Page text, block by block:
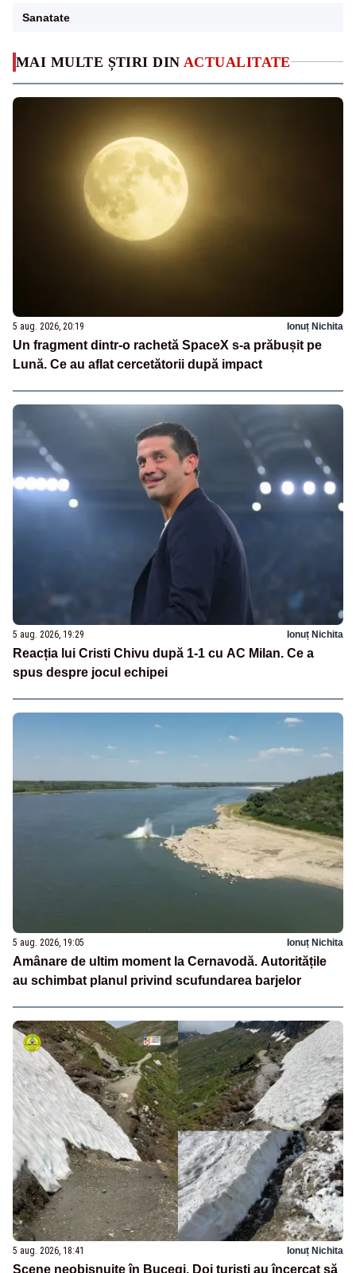
MAI MULTE ȘTIRI DIN ACTUALITATE
5 aug. 2026, 20:19 Ionuț Nichita
Un fragment dintr-o rachetă SpaceX s-a prăbușit pe
Lună. Ce au aflat cercetătorii după impact
5 aug. 2026, 19:29 Ionuț Nichita
Reacția lui Cristi Chivu după 1-1 cu AC Milan. Ce a
spus despre jocul echipei
5 aug. 2026, 19:05 Ionuț Nichita
Amânare de ultim moment la Cernavodă. Autoritățile
au schimbat planul privind scufundarea barjelor
5 aug. 2026, 18:41 Ionuț Nichita
Scene neobișnuite în Bucegi. Doi turiști au încercat să
Sanatate